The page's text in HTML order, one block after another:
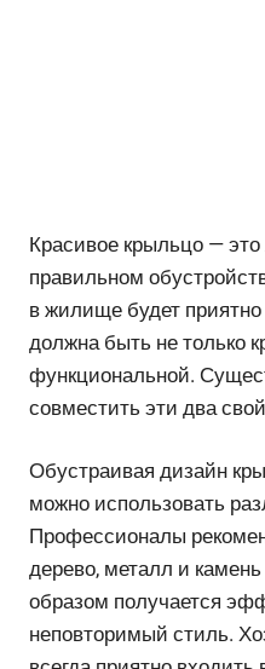
Красивое крыльцо —
правильном
в жилище будет
должна быть не только
функциональной.
совместить эти два
Обустраивая дизайн
можно использовать
Профессионалы
дерево, металл и
образом получается
неповторимый стиль.